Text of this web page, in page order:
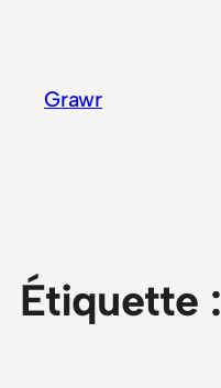
contenu
Grawr
Étiquette :